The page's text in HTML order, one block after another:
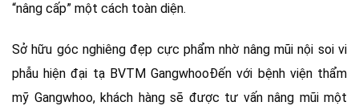
“nâng cấp” một cách toàn diện.
Sở hữu góc nghiêng đẹp cực phẩm nhờ nâng mũi nội soi vi
phẫu hiện đại tạ BVTM GangwhooĐến với bệnh viện thẩm
mỹ Gangwhoo, khách hàng sẽ được tư vấn nâng mũi một